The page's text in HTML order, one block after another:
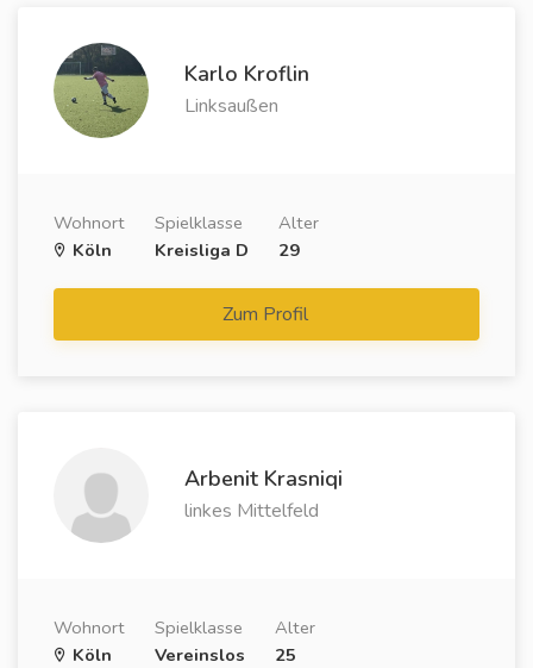
Karlo Kroflin
Linksaußen
Wohnort
Köln
Spielklasse
Kreisliga D
Alter
29
Zum Profil
Arbenit Krasniqi
linkes Mittelfeld
Wohnort
Köln
Spielklasse
Vereinslos
Alter
25